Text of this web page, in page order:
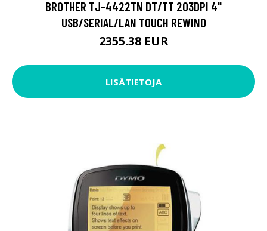
BROTHER TJ-4422TN DT/TT 203DPI 4"
USB/SERIAL/LAN TOUCH REWIND
2355.38 EUR
LISÄTIETOJA